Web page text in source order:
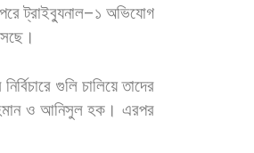
পরে ট্রাইব্যুনাল–১ অভিযোগ
নির্বিচারে গুলি চালিয়ে তাদের
ও আনিসুল হক। এরপর